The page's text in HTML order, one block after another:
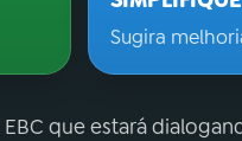
Sugira
que estará